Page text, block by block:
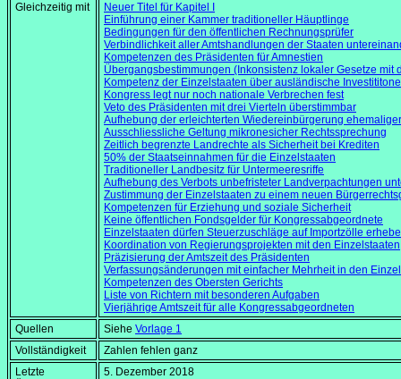
Gleichzeitig mit
Neuer Titel für Kapitel I
Einführung einer Kammer traditioneller Häuptlinge
Bedingungen für den öffentlichen Rechnungsprüfer
Verbindlichkeit aller Amtshandlungen der Staaten
Kompetenzen des Präsidenten für Amnestien
Übergangsbestimmungen (Inkonsistenz lokaler Gesetze mit
Kompetenz der Einzelstaaten über ausländische
Kongress legt nur noch nationale Verbrechen fest
Veto des Präsidenten mit drei Vierteln überstimmbar
Aufhebung der erleichterten Wiedereinbürgerung
Ausschliessliche Geltung mikronesicher Rechtssprechung
Zeitlich begrenzte Landrechte als Sicherheit bei Krediten
50% der Staatseinnahmen für die Einzelstaaten
Traditioneller Landbesitz für Untermeeresriffe
Aufhebung des Verbots unbefristeter Landverpachtungen
Zustimmung der Einzelstaaten zu einem neuen
Kompetenzen für Erziehung und soziale Sicherheit
Keine öffentlichen Fondsgelder für Kongressabgeordnete
Einzelstaaten dürfen Steuerzuschläge auf Importzölle
Koordination von Regierungsprojekten mit den Einzelstaaten
Präzisierung der Amtszeit des Präsidenten
Verfassungsänderungen mit einfacher Mehrheit in den
Kompetenzen des Obersten Gerichts
Liste von Richtern mit besonderen Aufgaben
Vierjährige Amtszeit für alle Kongressabgeordneten
Quellen
Siehe Vorlage 1
Vollständigkeit
Zahlen fehlen ganz
Letzte
5. Dezember 2018